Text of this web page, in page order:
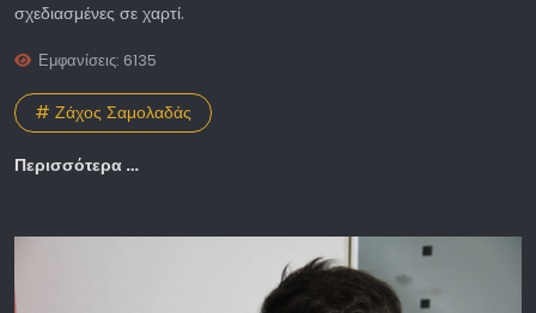
σχεδιασμένες σε χαρτί.
Εμφανίσεις: 6135
# Ζάχος Σαμολαδάς
Περισσότερα …